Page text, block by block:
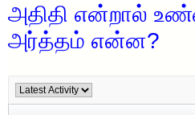
அதிதி என்றால்
அர்த்தம் என்ன?